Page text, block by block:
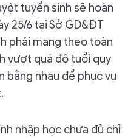
tuyển sinh sẽ hoàn
25/6 tại Sở GD&ĐT
phải mang theo toàn
vượt quá độ tuổi quy
bằng nhau để phục vụ
nhập học chưa đủ chỉ